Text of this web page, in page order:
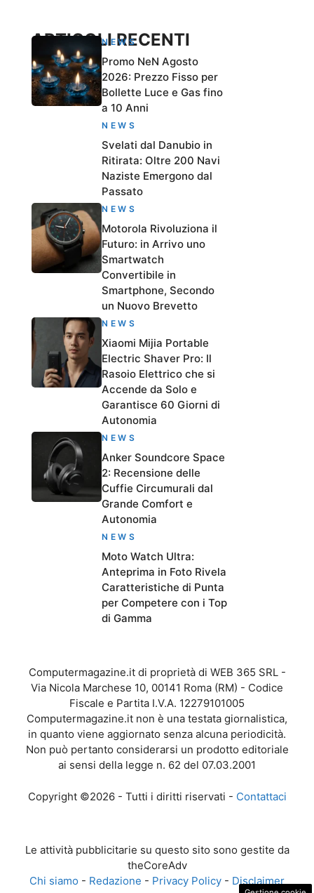
ARTICOLI RECENTI
NEWS
Promo NeN Agosto
2026: Prezzo Fisso per
Bollette Luce e Gas fino
a 10 Anni
NEWS
Svelati dal Danubio in
Ritirata: Oltre 200 Navi
Naziste Emergono dal
Passato
NEWS
Motorola Rivoluziona il
Futuro: in Arrivo uno
Smartwatch
Convertibile in
Smartphone, Secondo
un Nuovo Brevetto
NEWS
Xiaomi Mijia Portable
Electric Shaver Pro: Il
Rasoio Elettrico che si
Accende da Solo e
Garantisce 60 Giorni di
Autonomia
NEWS
Anker Soundcore Space
2: Recensione delle
Cuffie Circumurali dal
Grande Comfort e
Autonomia
NEWS
Moto Watch Ultra:
Anteprima in Foto Rivela
Caratteristiche di Punta
per Competere con i Top
di Gamma
Computermagazine.it di proprietà di WEB 365 SRL -
Via Nicola Marchese 10, 00141 Roma (RM) - Codice
Fiscale e Partita I.V.A. 12279101005
Computermagazine.it non è una testata giornalistica,
in quanto viene aggiornato senza alcuna periodicità.
Non può pertanto considerarsi un prodotto editoriale
ai sensi della legge n. 62 del 07.03.2001
Copyright ©2026 - Tutti i diritti riservati - Contattaci
Le attività pubblicitarie su questo sito sono gestite da
theCoreAdv
Chi siamo - Redazione - Privacy Policy - Disclaimer